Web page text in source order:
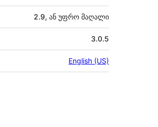
2.9, ან უფრო მაღალი
3.0.5
English (US)